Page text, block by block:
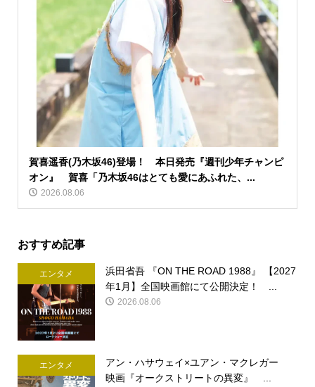
賀喜遥香(乃木坂46)登場！ 本日発売『週刊少年チャンピ
オン』 賀喜「乃木坂46はとても愛にあふれた、...
2026.08.06
おすすめ記事
エンタメ
浜田省吾 『ON THE ROAD 1988』 【2027
年1月】全国映画館にて公開決定！ ...
2026.08.06
エンタメ
アン・ハサウェイ×ユアン・マクレガー
映画『オークストリートの異変』 ...